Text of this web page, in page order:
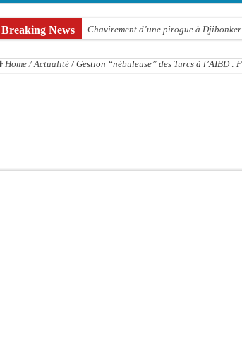
Breaking News Chavirement d’une pirogue à
Kamb, l’Inspecteur de la jeunesse et
Le Sénégal bénéficie de trois
Home / Actualité / Gestion “nébuleuse” des Turcs à l’AIBD :